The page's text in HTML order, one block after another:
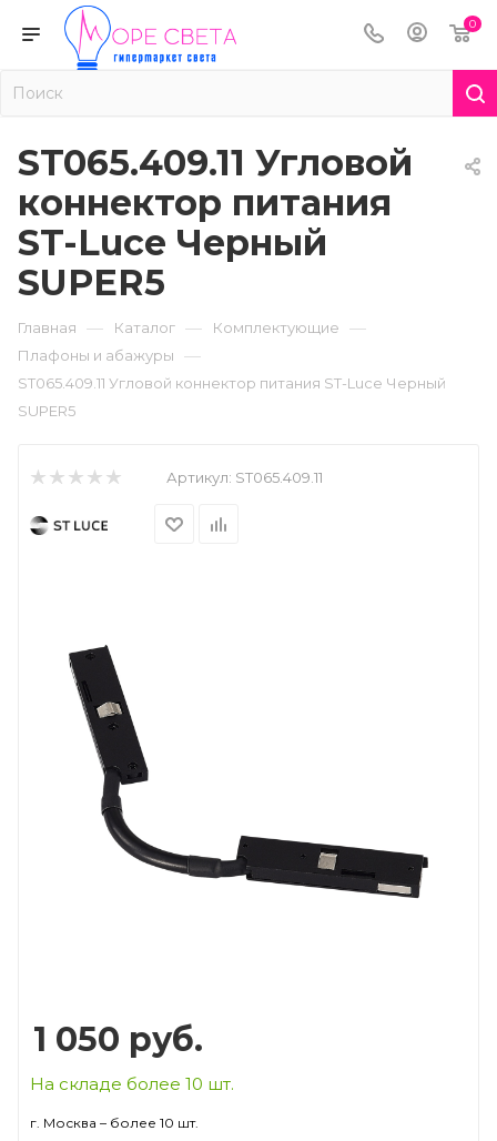
0
ST065.409.11 Угловой
коннектор питания
ST-Luce Черный
SUPER5
Главная — Каталог — Комплектующие —
Плафоны и абажуры —
ST065.409.11 Угловой коннектор питания ST-Luce Черный
SUPER5
Артикул: ST065.409.11
1 050 руб.
На складе более 10 шт.
г. Москва – более 10 шт.